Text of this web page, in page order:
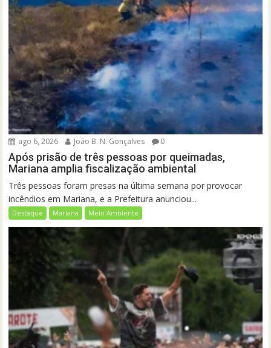
ago 6, 2026 João B. N. Gonçalves 0
Após prisão de três pessoas por queimadas,
Mariana amplia fiscalização ambiental
Três pessoas foram presas na última semana por provocar
incêndios em Mariana, e a Prefeitura anunciou...
Destaque Mariana Meio Ambiente